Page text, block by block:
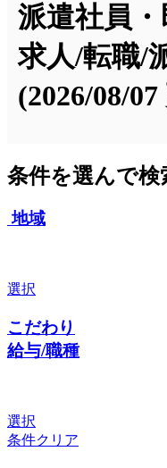
派遣社員
求人/転職/
(2026/08/
条件を選んで検
地域
選択
こだわり
給与/職種
選択
条件クリア